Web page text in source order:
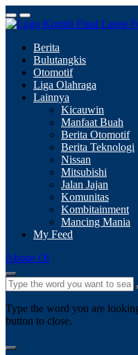
Berita
Bulutangkis
Otomotif
Liga Olahraga
Lainnya
Kicauwin
Manfaat Buah
Berita Otomotif
Berita Teknologi
Nissan
Mitsubishi
Jalan Jajan
Komunitas
Kombitainment
Mancing Mania
My Feed
Abone Ol
Type the word you are
button to close.